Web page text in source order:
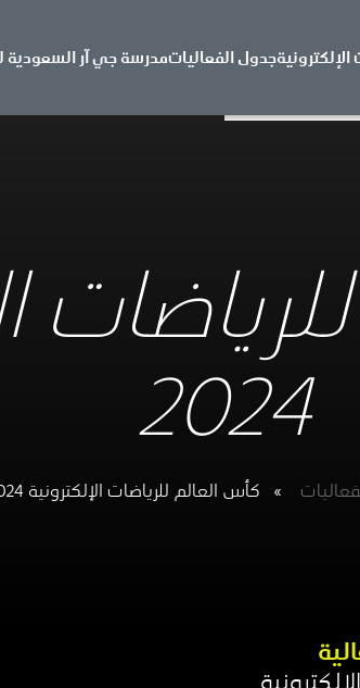
الإلكترونيةجدول الفعالياتمدرسة جي آر السعودية
2024
» كأس العالم للرياضات الإلكترونية 2024